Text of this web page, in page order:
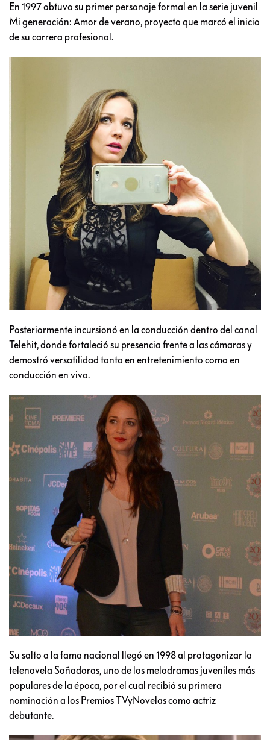
En 1997 obtuvo su primer personaje formal en la serie juvenil
Mi generación: Amor de verano, proyecto que marcó el inicio
de su carrera profesional.
Posteriormente incursionó en la conducción dentro del canal
Telehit, donde fortaleció su presencia frente a las cámaras y
demostró versatilidad tanto en entretenimiento como en
conducción en vivo.
Su salto a la fama nacional llegó en 1998 al protagonizar la
telenovela Soñadoras, uno de los melodramas juveniles más
populares de la época, por el cual recibió su primera
nominación a los Premios TVyNovelas como actriz
debutante.